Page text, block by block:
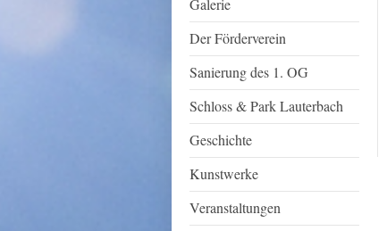
Galerie
Der Förderverein
Sanierung des 1. OG
Schloss & Park Lauterbach
Geschichte
Kunstwerke
Veranstaltungen